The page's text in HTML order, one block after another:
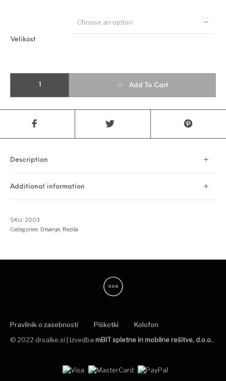
Velikost
Choose an option
Add To Cart
Description
Additional information
SKU:2003
Categories: Drsanje, Rezila
Pravilnik o zasebnosti Piškotki
Kolofon
© 2022 drsalke.si | Izvedba mBIT spletne in mobilne rešitve, d.o.o..